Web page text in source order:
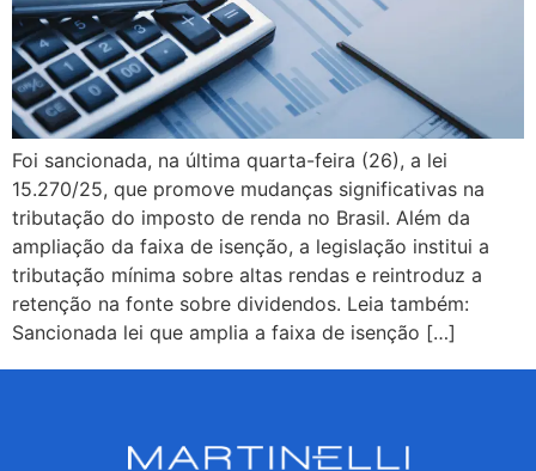
Foi sancionada, na última quarta-feira (26), a lei
15.270/25, que promove mudanças significativas na
tributação do imposto de renda no Brasil. Além da
ampliação da faixa de isenção, a legislação institui a
tributação mínima sobre altas rendas e reintroduz a
retenção na fonte sobre dividendos. Leia também:
Sancionada lei que amplia a faixa de isenção […]